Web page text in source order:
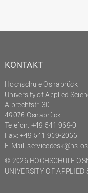
Personalrat
Präsidialbüro
Professional School
Projekte des
Projektmanagement
(PMO)
Prozessmanagement
Recht
KONTAKT
Hochschule Osnabrück
University of Applied
Albrechtstr. 30
49076 Osnabrück
Telefon: +49 541 969-0
Fax: +49 541 969-2066
E-Mail: servicedesk@hs-
© 2026 HOCHSCHULE
UNIVERSITY OF APPLIED